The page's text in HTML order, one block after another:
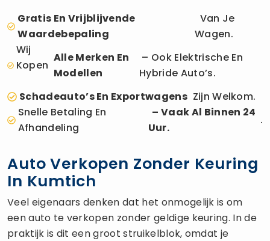
Gratis En Vrijblijvende
Waardebepaling
Van Je
Wagen.
Wij
Kopen
Alle Merken En
Modellen
– Ook Elektrische En
Hybride Auto’s.
Schadeauto’s En ExportwagensZijn Welkom.
Snelle Betaling En
Afhandeling
– Vaak Al Binnen 24
Uur.
.
Auto Verkopen Zonder Keuring
In Kumtich
Veel eigenaars denken dat het onmogelijk is om
een auto te verkopen zonder geldige keuring. In de
praktijk is dit een groot struikelblok, omdat je